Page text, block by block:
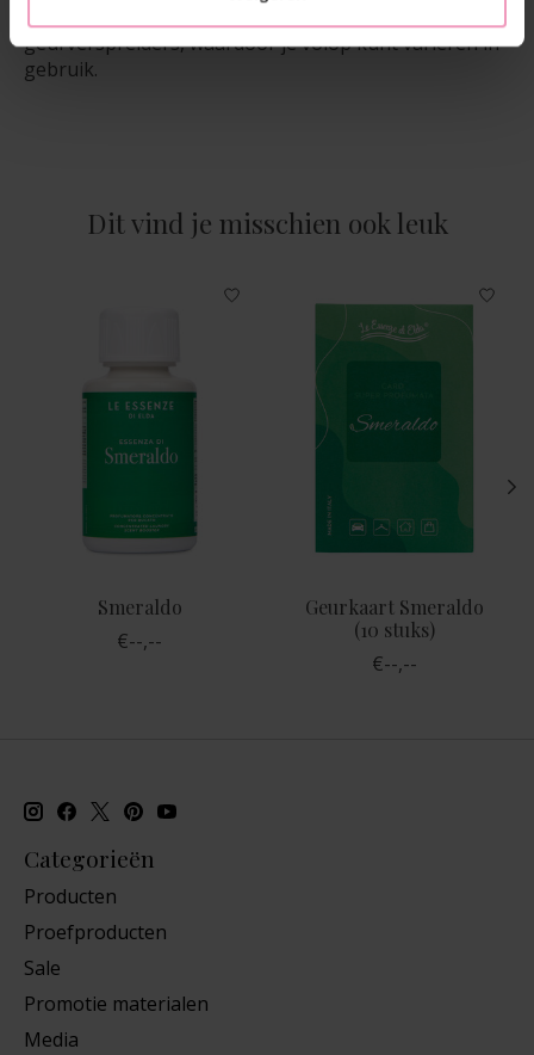
geurverspreiders, waardoor je volop kunt variëren in
gebruik.
Dit vind je misschien ook leuk
Items van productcarrousel
Smeraldo
€--,--
Geurkaart Smeraldo
(10 stuks)
€--,--
Categorieën
Producten
Proefproducten
Sale
Promotie materialen
Media